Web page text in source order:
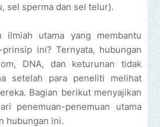
sel sperma dan sel telur).
ilmiah utama yang membantu
ini? Ternyata, hubungan
DNA, dan keturunan tidak
setelah para peneliti melihat
Bagian berikut menyajikan
penemuan-penemuan utama
hubungan ini.